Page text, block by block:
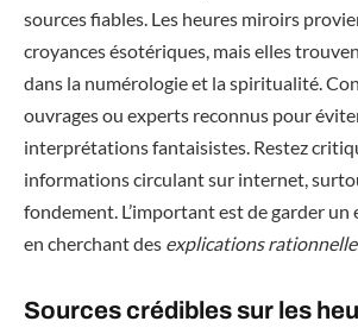
sources fiables. Les heures miroirs
croyances ésotériques, mais elles
dans la numérologie et la spiritualité.
ouvrages ou experts reconnus pour
interprétations fantaisistes. Restez
informations circulant sur internet,
fondement. L’important est de garder
en cherchant des explications
Sources crédibles sur les